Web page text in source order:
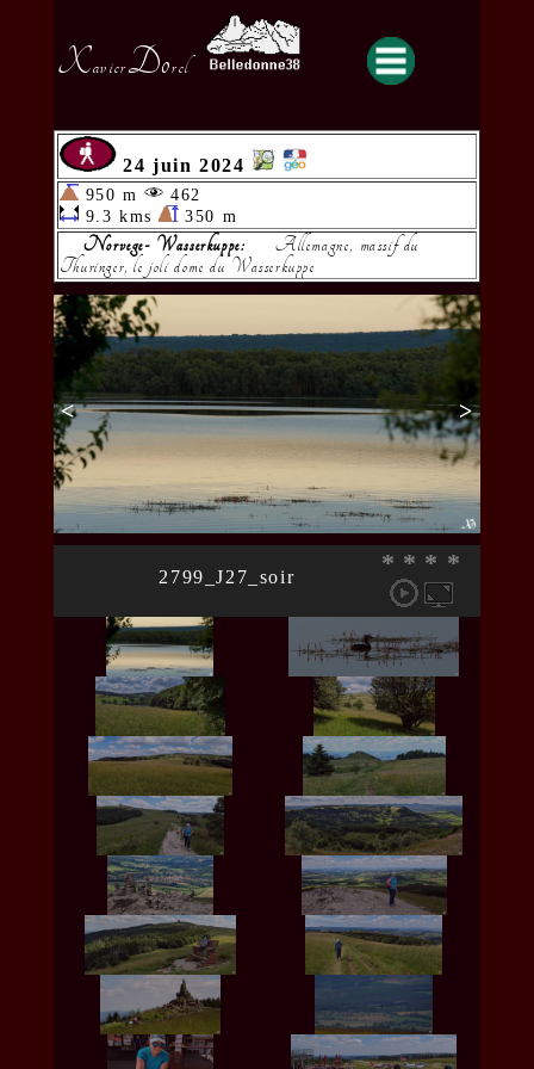
XavierDorel
24 juin 2024
950 m
462
9.3 kms
350 m
Norvege- Wasserkuppe:
Allemagne, massif du
Thuringer, le joli dome du Wasserkuppe
< >
* * * *
2799_J27_soir